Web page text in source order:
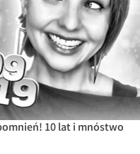
10 lat i mnóstwo